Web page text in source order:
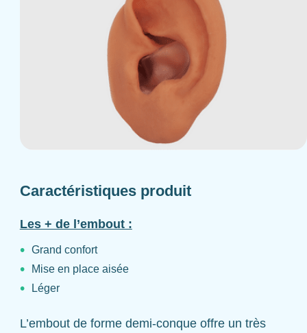
Caractéristiques produit
Les + de l’embout :
Grand confort
Mise en place aisée
Léger
L’embout de forme demi-conque offre un très